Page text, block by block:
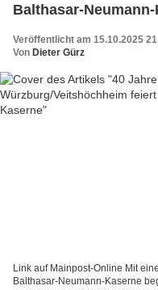
Balthasar-
Veröffentlicht am 15.10.2025
Von Dieter Gürz
Link auf Mainpost-Online Mit
Balthasar-Neumann-Kaserne